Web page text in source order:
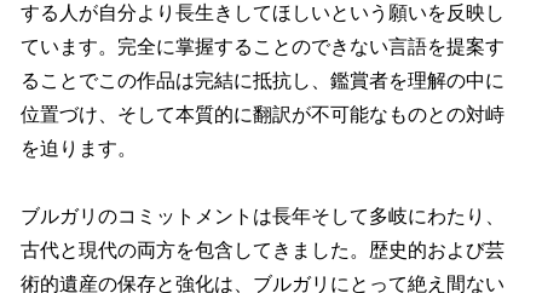
する人が自分より長生きしてほしいという願いを反映し
ています。完全に掌握することのできない言語を提案す
ることでこの作品は完結に抵抗し、鑑賞者を理解の中に
位置づけ、そして本質的に翻訳が不可能なものとの対峙
を迫ります。
ブルガリのコミットメントは長年そして多岐にわたり、
古代と現代の両方を包含してきました。歴史的および芸
術的遺産の保存と強化は、ブルガリにとって絶え間ない